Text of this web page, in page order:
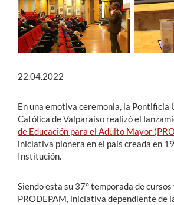
Alumni
English
22.04.2022
En una emotiva ceremonia, la Pontificia
Católica de Valparaíso realizó el
de Educación para el Adulto Mayor
iniciativa pionera en el país creada en
Institución.
Siendo esta su 37° temporada de
PRODEPAM, iniciativa dependiente de